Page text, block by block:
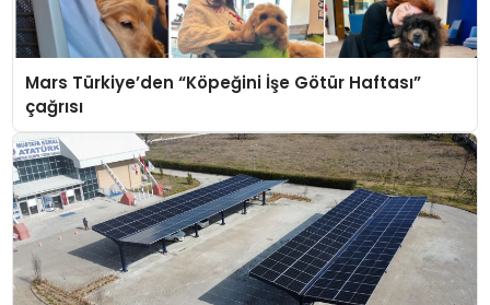
Mars Türkiye’den “Köpeğini İşe Götür Haftası”
çağrısı